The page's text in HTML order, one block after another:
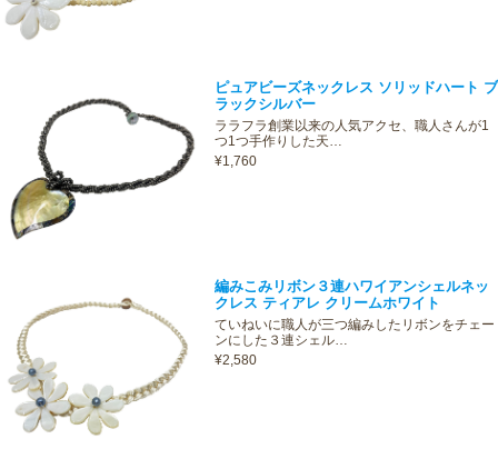
ピュアビーズネックレス ソリッドハート ブ
ラックシルバー
ララフラ創業以来の人気アクセ、職人さんが1
つ1つ手作りした天…
¥1,760
編みこみリボン３連ハワイアンシェルネッ
クレス ティアレ クリームホワイト
ていねいに職人が三つ編みしたリボンをチェー
ンにした３連シェル…
¥2,580